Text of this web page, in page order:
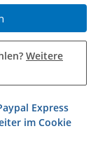
Weitere
Express
im Cookie